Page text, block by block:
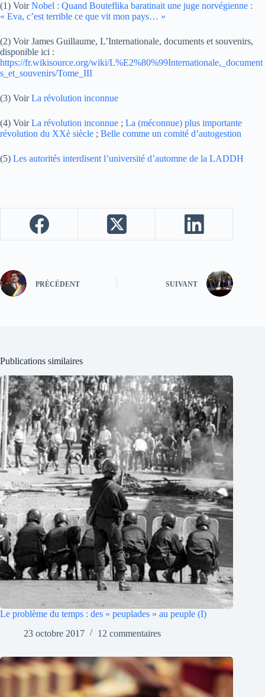
(1) VoirNobel : Quand Bouteflika baratinait une juge norvégienne :
« Eva, c’est terrible ce que vit mon pays… »
(2) Voir James Guillaume, L’Internationale, documents et souvenirs,
disponible ici :
https://fr.wikisource.org/wiki/L%E2%80%99Internationale,_document
s_et_souvenirs/Tome_III
(3) VoirLa révolution inconnue
(4) VoirLa révolution inconnue ; La (méconnue) plus importante
révolution du XXè siècle ; Belle comme un comité d’autogestion
(5) Les autorités interdisent l’université d’automne de la LADDH
PRÉCÉDENT SUIVANT
Publications similaires
Le problème du temps : des « peuplades » au peuple (I)
23 octobre 2017
12 commentaires